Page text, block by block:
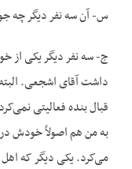
س- آن سه نفر دیگر چه
ج- سه نفر دیگر یکی از
داشت آقای اشجعی.
قبال بنده فعالیتی
به من هم اصولاً خودش
می‌کرد. یکی دیگر که اهل